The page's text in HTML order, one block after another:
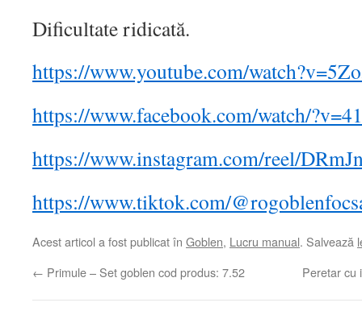
Dificultate ridicată.
https://www.youtube.com/
https://www.facebook.com/watch/
https://www.instagram.com/reel/
https://www.tiktok.com/
Acest articol a fost publicat în Goblen, Lucru manual. Salvează
← Primule – Set goblen cod produs: 7.52 Peretar cu